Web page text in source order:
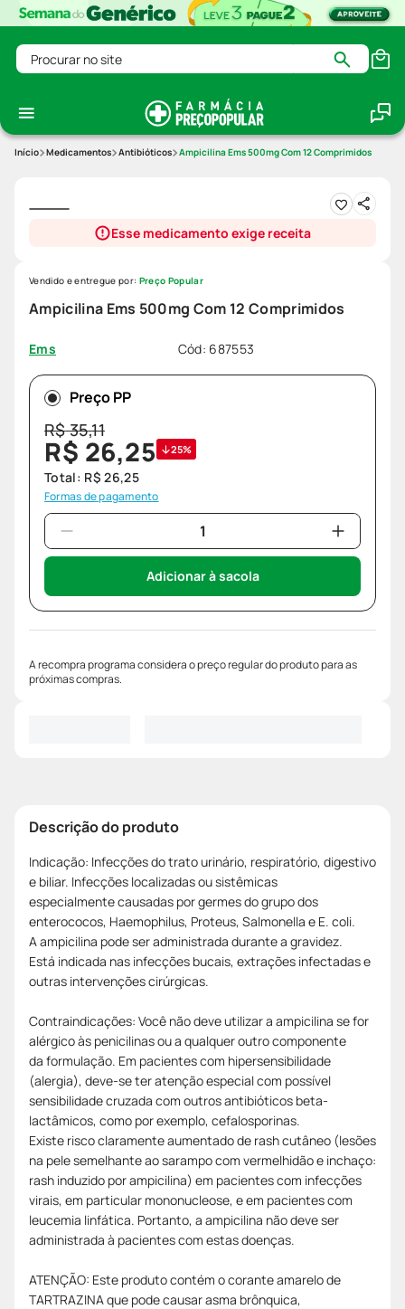
Procurar no site
Medicamentos Antibióticos Ampicilina Ems 500mg Com 12 Comprimidos
Esse medicamento exige receita
Ampicilina Ems 500mg Com 12 Comprimidos
Ems Cód: 687553
Vendido e entregue por: Preço Popular
Preço PP
R$35,11
R$ 26,25 25%
Total: R$ 26,25
Formas de pagamento
Adicionar à sacola
A recompra programa considera o preço regular do produto para as
próximas compras.
Descrição do produto
Indicação: Infecções do trato urinário, respiratório, digestivo
e biliar. Infecções localizadas ou sistêmicas
especialmente causadas por germes do grupo dos
enterococos, Haemophilus, Proteus, Salmonella e E. coli.
A ampicilina pode ser administrada durante a gravidez.
Está indicada nas infecções bucais, extrações infectadas e
outras intervenções cirúrgicas.
Contraindicações: Você não deve utilizar a ampicilina se for
alérgico às penicilinas ou a qualquer outro componente
da formulação. Em pacientes com hipersensibilidade
(alergia), deve-se ter atenção especial com possível
sensibilidade cruzada com outros antibióticos beta-
lactâmicos, como por exemplo, cefalosporinas.
Existe risco claramente aumentado de rash cutâneo (lesões
na pele semelhante ao sarampo com vermelhidão e inchaço:
rash induzido por ampicilina) em pacientes com infecções
virais, em particular mononucleose, e em pacientes com
leucemia linfática. Portanto, a ampicilina não deve ser
administrada à pacientes com estas doenças.
ATENÇÃO: Este produto contém o corante amarelo de
TARTRAZINA que pode causar asma brônquica,